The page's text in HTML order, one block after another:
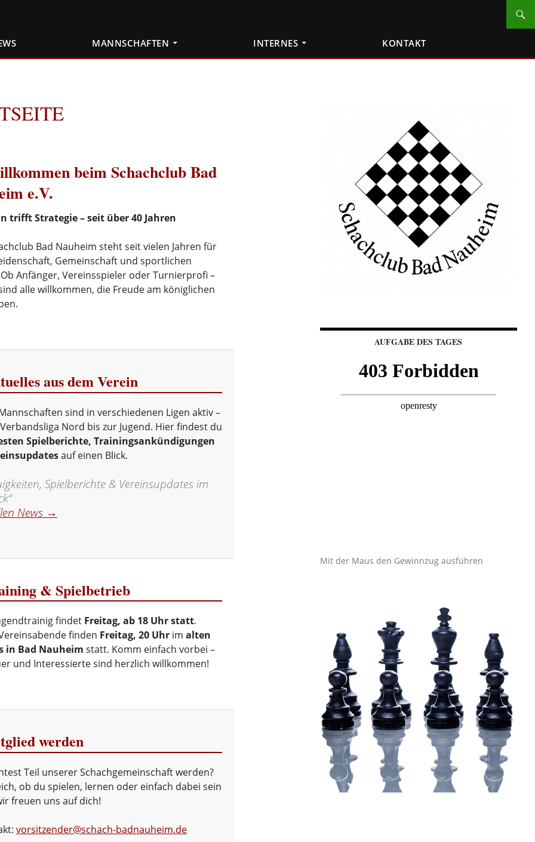
MANNSCHAFTEN INTERNES KONTAKT
beim Schachclub Bad
e.V.
trifft Strategie – seit über 40 Jahren
Bad Nauheim steht seit vielen Jahren für
Gemeinschaft und sportlichen
Ob Anfänger, Vereinsspieler oder Turnierprofi –
alle willkommen, die Freude am königlichen
aus dem Verein
sind in verschiedenen Ligen aktiv –
Nord bis zur Jugend. Hier findest du
Spielberichte, Trainingsankündigungen
auf einen Blick.
Spielberichte & Vereinsupdates im
News →
& Spielbetrieb
findet Freitag, ab 18 Uhr statt.
finden Freitag, 20 Uhrim alten
in Bad Nauheim statt. Komm einfach vorbei –
und Interessierte sind herzlich willkommen!
werden
Teil unserer Schachgemeinschaft werden?
ob du spielen, lernen oder einfach dabei sein
freuen uns auf dich!
vorsitzender@schach-badnauheim.de
AUFGABE DES TAGES
Mit der Maus den Gewinnzug ausführen